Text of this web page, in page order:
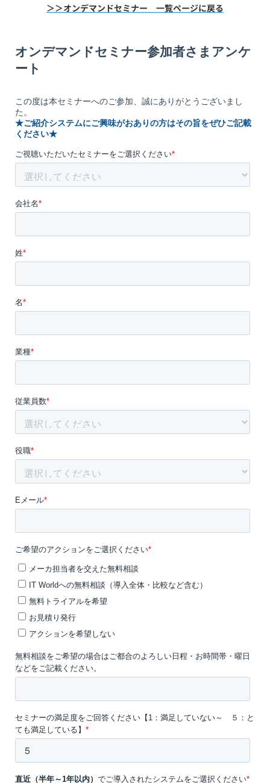
＞＞オンデマンドセミナー 一覧ページに戻る